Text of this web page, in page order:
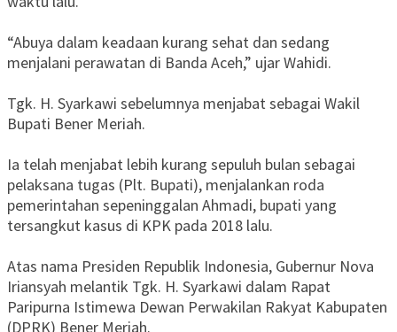
“Abuya dalam keadaan kurang sehat dan sedang
menjalani perawatan di Banda Aceh,” ujar Wahidi.
Tgk. H. Syarkawi sebelumnya menjabat sebagai Wakil
Bupati Bener Meriah.
Ia telah menjabat lebih kurang sepuluh bulan sebagai
pelaksana tugas (Plt. Bupati), menjalankan roda
pemerintahan sepeninggalan Ahmadi, bupati yang
tersangkut kasus di KPK pada 2018 lalu.
Atas nama Presiden Republik Indonesia, Gubernur Nova
Iriansyah melantik Tgk. H. Syarkawi dalam Rapat
Paripurna Istimewa Dewan Perwakilan Rakyat Kabupaten
(DPRK) Bener Meriah.